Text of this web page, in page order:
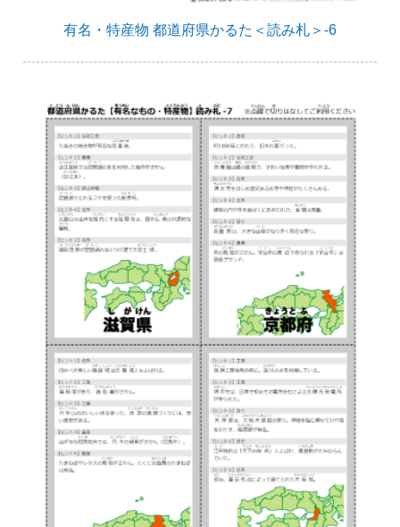
有名・特産物 都道府県かるた＜読み札＞-6